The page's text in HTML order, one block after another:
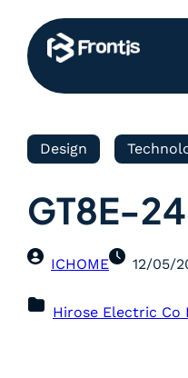
Design
GT8E-
ICHOME 12/05/
Hirose Electric Co